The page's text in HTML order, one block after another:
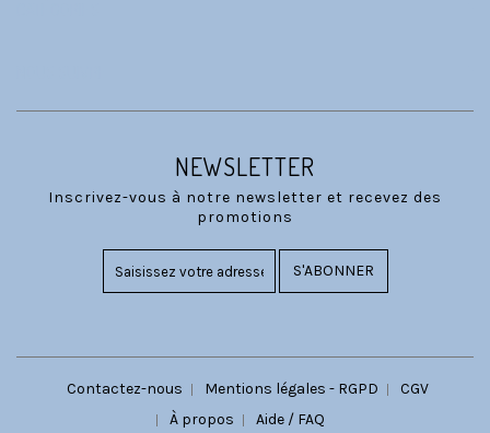
NEWSLETTER
Inscrivez-vous à notre newsletter et recevez des
promotions
S'ABONNER
Contactez-nous Mentions légales - RGPD
CGV
À propos
Aide / FAQ